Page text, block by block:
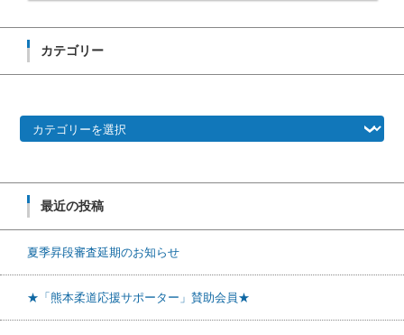
カテゴリー
最近の投稿
夏季昇段審査延期のお知らせ
★「熊本柔道応援サポーター」賛助会員★